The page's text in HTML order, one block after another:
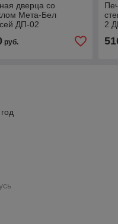
дверца со
Мета-Бел
ДП-02
руб.
2